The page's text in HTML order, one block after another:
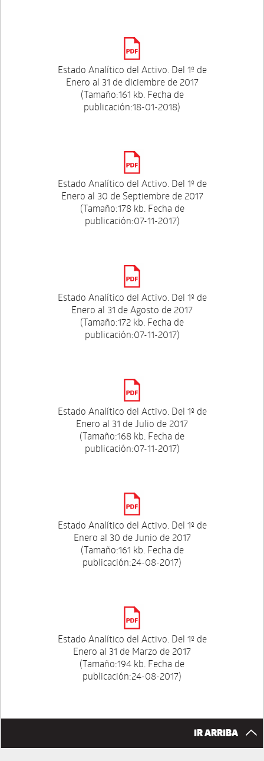
Estado Analítico del Activo. Del 1º de
Enero al 31 de diciembre de 2017
(Tamaño:161 kb. Fecha de
publicación:18-01-2018)
Estado Analítico del Activo. Del 1º de
Enero al 30 de Septiembre de 2017
(Tamaño:178 kb. Fecha de
publicación:07-11-2017)
Estado Analítico del Activo. Del 1º de
Enero al 31 de Agosto de 2017
(Tamaño:172 kb. Fecha de
publicación:07-11-2017)
Estado Analítico del Activo. Del 1º de
Enero al 31 de Julio de 2017
(Tamaño:168 kb. Fecha de
publicación:07-11-2017)
Estado Analítico del Activo. Del 1º de
Enero al 30 de Junio de 2017
(Tamaño:161 kb. Fecha de
publicación:24-08-2017)
Estado Analítico del Activo. Del 1º de
Enero al 31 de Marzo de 2017
(Tamaño:194 kb. Fecha de
publicación:24-08-2017)
IR ARRIBA